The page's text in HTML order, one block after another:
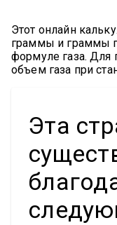
Этот онлайн
граммы и граммы
формуле газа. Для
объем газа при
Эта